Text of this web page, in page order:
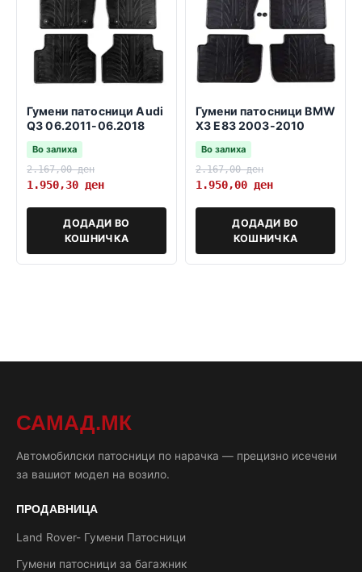
Гумени патосници Audi
Q3 06.2011-06.2018
Во залиха
2.167,00ден
1.950,30 ден
ДОДАДИ ВО
КОШНИЧКА
Гумени патосници BMW
X3 E83 2003-2010
Во залиха
2.167,00ден
1.950,00 ден
ДОДАДИ ВО
КОШНИЧКА
САМАД.МК
Автомобилски патосници по нарачка — прецизно исечени
за вашиот модел на возило.
ПРОДАВНИЦА
Land Rover- Гумени Патосници
Гумени патосници за багажник